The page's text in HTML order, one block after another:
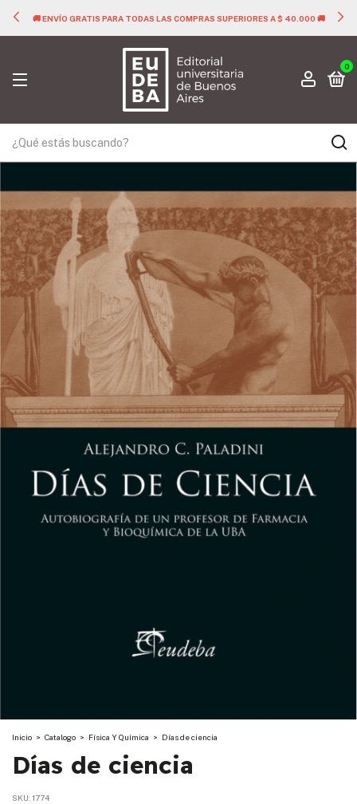
TODAS LAS COMPRAS SUPERIORES A $ 40.000 🚚 🚚 ENVÍO GRATIS
0
Inicio > Catalogo > Física Y Química > Días de ciencia
Días de ciencia
SKU: 1774